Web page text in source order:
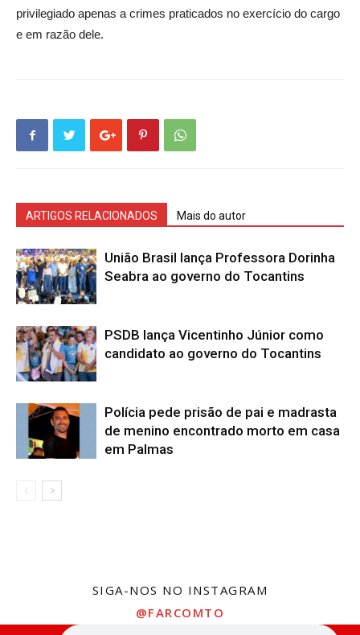
privilegiado apenas a crimes praticados no exercício do cargo
e em razão dele.
ARTIGOS RELACIONADOS Mais do autor
União Brasil lança Professora Dorinha
Seabra ao governo do Tocantins
PSDB lança Vicentinho Júnior como
candidato ao governo do Tocantins
Polícia pede prisão de pai e madrasta
de menino encontrado morto em casa
em Palmas
SIGA-NOS NO INSTAGRAM
@FARCOMTO